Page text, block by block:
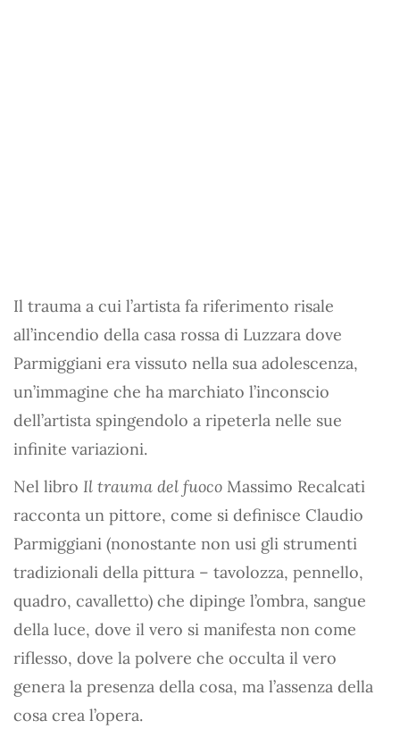
Il trauma a cui l’artista fa riferimento risale
all’incendio della casa rossa di Luzzara dove
Parmiggiani era vissuto nella sua adolescenza,
un’immagine che ha marchiato l’inconscio
dell’artista spingendolo a ripeterla nelle sue
infinite variazioni.
Nel libro Il trauma del fuoco Massimo Recalcati
racconta un pittore, come si definisce Claudio
Parmiggiani (nonostante non usi gli strumenti
tradizionali della pittura – tavolozza, pennello,
quadro, cavalletto) che dipinge l’ombra, sangue
della luce, dove il vero si manifesta non come
riflesso, dove la polvere che occulta il vero
genera la presenza della cosa, ma l’assenza della
cosa crea l’opera.